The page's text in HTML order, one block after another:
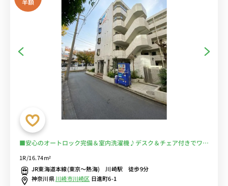
■安心のオートロック完備＆室内洗濯機♪デスク＆チェア付きでワー
京・秋葉原・横浜まで乗換なし/ショッピングモール「LA
CITTADELA」もすぐ近く■選べるWi-Fi格安レンタル中！
1R/16.74m²
JR東海道本線(東京～熱海) 川崎駅 徒歩9分
神奈川県川崎市川崎区 日進町6-1